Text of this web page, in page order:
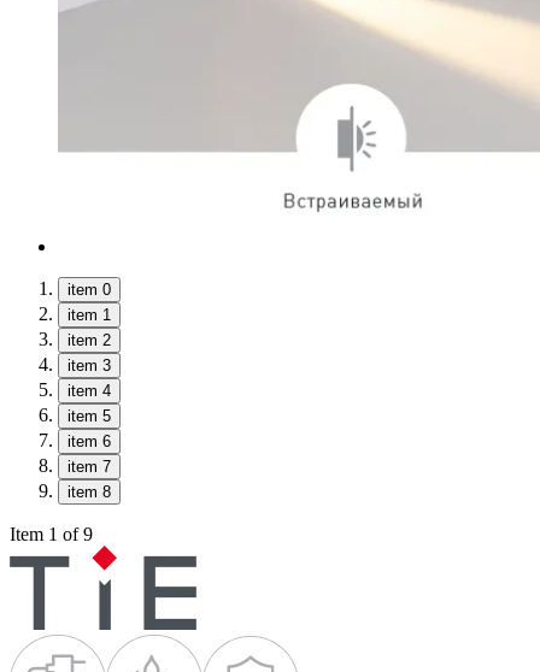
item 0
item 1
item 2
item 3
item 4
item 5
item 6
item 7
item 8
Item 1 of 9